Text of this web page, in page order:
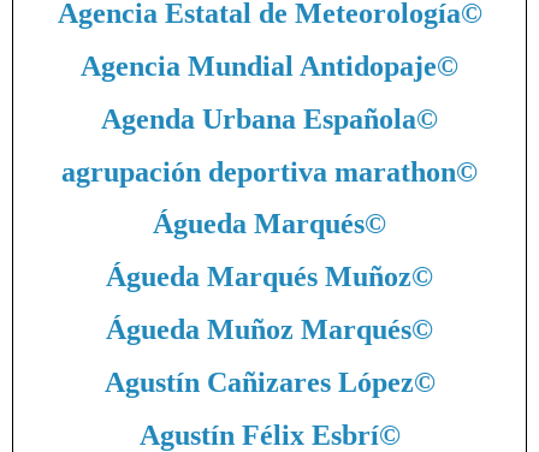
Agencia Estatal de Meteorología©
Agencia Mundial Antidopaje©
Agenda Urbana Española©
agrupación deportiva marathon©
Águeda Marqués©
Águeda Marqués Muñoz©
Águeda Muñoz Marqués©
Agustín Cañizares López©
Agustín Félix Esbrí©